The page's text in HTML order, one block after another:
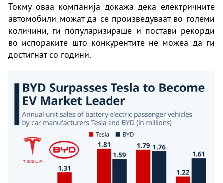
Токму оваа компанија докажа дека електричните
автомобили можат да се произведуваат во големи
количини, ги популаризираше и постави рекорди
во испораките што конкурентите не можеа да ги
достигнат со години.